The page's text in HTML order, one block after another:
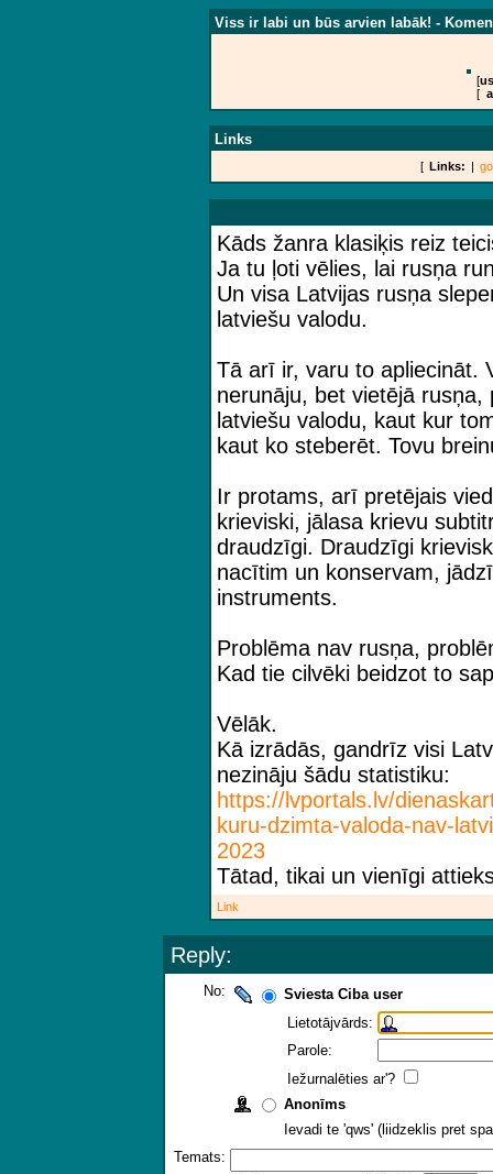
Viss ir labi un būs arvien labāk! -
[
[
Links
[ Links:
Kāds žanra klasiķis reiz
Ja tu ļoti vēlies, lai rusņa
Un visa Latvijas rusņa
latviešu valodu.
Tā arī ir, varu to apliecināt.
nerunāju, bet vietējā
latviešu valodu, kaut kur
kaut ko steberēt. Tovu
Ir protams, arī pretējais
krieviski, jālasa krievu
draudzīgi. Draudzīgi
nacītim un konservam,
instruments.
Problēma nav rusņa,
Kad tie cilvēki beidzot to
Vēlāk.
Kā izrādās, gandrīz visi
nezināju šādu statistiku:
https://lvportals.lv/
kuru-dzimta-valoda-nav-
2023
Tātad, tikai un vienīgi
Link
Reply:
No:
Sviesta Ciba user
Lietotājvārds:
Parole:
Iežurnalēties ar'?
Anonīms
Ievadi te 'qws' (liidzeklis pret
Temats: